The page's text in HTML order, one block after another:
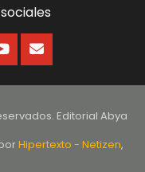
Editorial Abya
Hipertexto - Netizen,